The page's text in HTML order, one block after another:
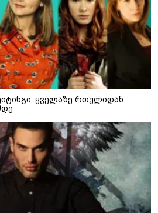
ყველაზე რთულიდან